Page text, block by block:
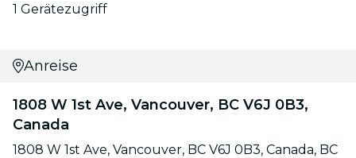
1 Gerätezugriff
Anreise
1808 W 1st Ave, Vancouver, BC V6J 0B3,
Canada
1808 W 1st Ave, Vancouver, BC V6J 0B3, Canada, BC